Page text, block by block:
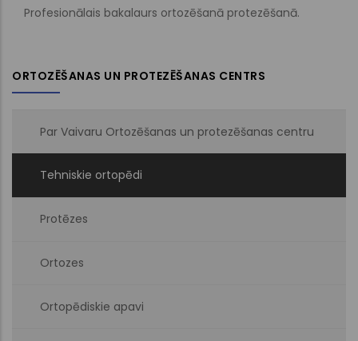
Profesionālais bakalaurs ortozēšanā protezēšanā.
ORTOZĒŠANAS UN PROTEZĒŠANAS CENTRS
Par Vaivaru Ortozēšanas un protezēšanas centru
Tehniskie ortopēdi
Protēzes
Ortozes
Ortopēdiskie apavi